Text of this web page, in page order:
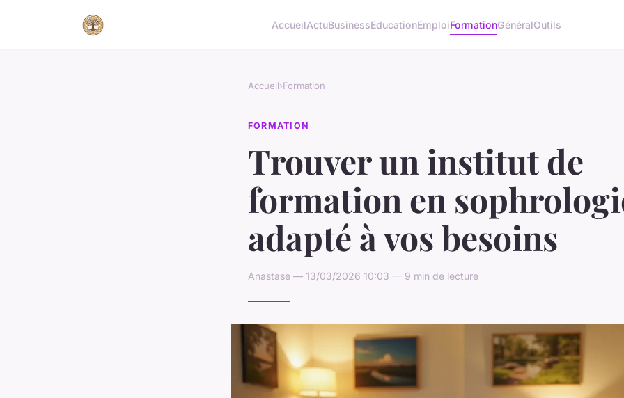
AccueilActuBusinessEducationEmploiFormationGénéralOutils
Accueil›Formation
FORMATION
Trouver un institut de
formation en
adapté à vos besoins
Anastase — 13/03/2026 10:03 — 9 min de lecture